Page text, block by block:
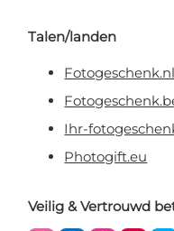
Talen/landen
Fotogeschenk.nl
Ihr-
Photogift.eu
Veilig & Vertrouwd